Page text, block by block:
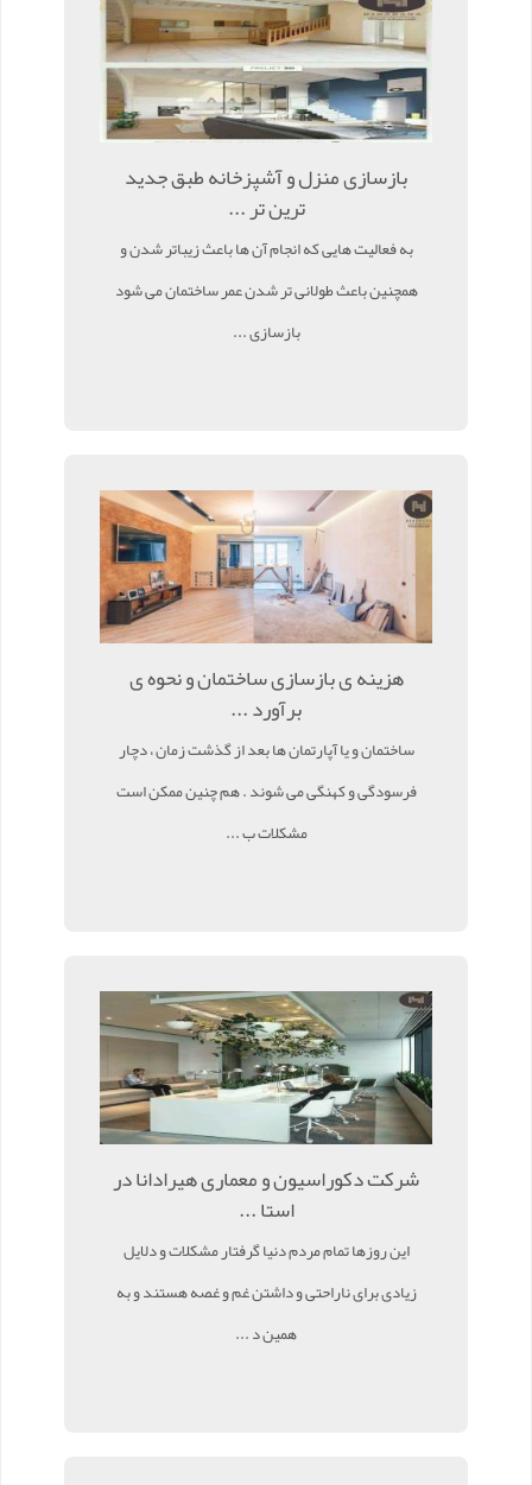
بازسازی منزل و آشپزخانه طبق جدید
ترین تر ...
به فعالیت هایی که انجام آن ها باعث زیباتر شدن و
همچنین باعث طولانی تر شدن عمر ساختمان می شود
بازسازی ...
هزینه ی بازسازی ساختمان و نحوه ی
برآورد ...
ساختمان و یا آپارتمان ها بعد از گذشت زمان ، دچار
فرسودگی و کهنگی می شوند . هم چنین ممکن است
مشکلات ب ...
شرکت دکوراسیون و معماری هیرادانا در
استا ...
این روزها تمام مردم دنیا گرفتار مشکلات و دلایل
زیادی برای ناراحتی و داشتن غم و غصه هستند و به
همین د ...